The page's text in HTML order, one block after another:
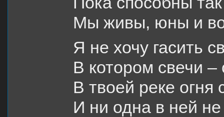
Мы живы, юны и
Я не хочу гасить
В котором свечи –
В твоей реке огня
И ни одна в ней не